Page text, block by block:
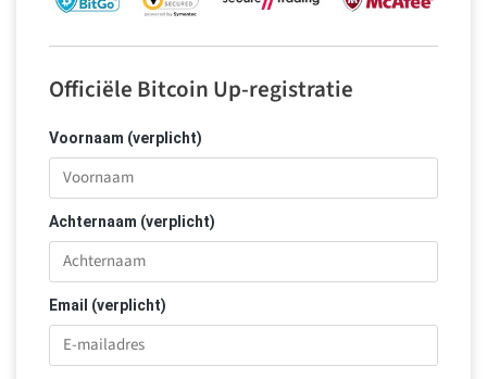
Officiële Bitcoin Up-registratie
Voornaam (verplicht)
Achternaam (verplicht)
Email (verplicht)